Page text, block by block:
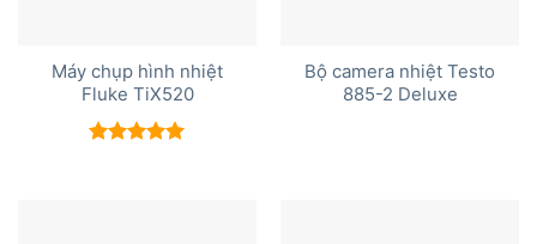
Máy chụp hình nhiệt
Fluke TiX520
Bộ camera nhiệt Testo
885-2 Deluxe